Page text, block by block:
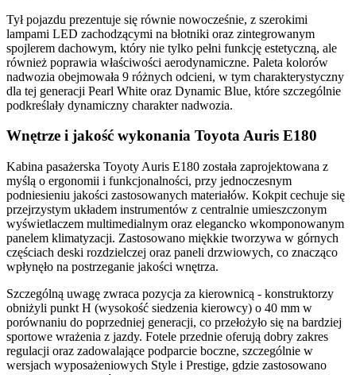
Tył pojazdu prezentuje się równie nowocześnie, z szerokimi
lampami LED zachodzącymi na błotniki oraz zintegrowanym
spojlerem dachowym, który nie tylko pełni funkcję estetyczną, ale
również poprawia właściwości aerodynamiczne. Paleta kolorów
nadwozia obejmowała 9 różnych odcieni, w tym charakterystyczny
dla tej generacji Pearl White oraz Dynamic Blue, które szczególnie
podkreślały dynamiczny charakter nadwozia.
Wnętrze i jakość wykonania Toyota Auris E180
Kabina pasażerska Toyoty Auris E180 została zaprojektowana z
myślą o ergonomii i funkcjonalności, przy jednoczesnym
podniesieniu jakości zastosowanych materiałów. Kokpit cechuje się
przejrzystym układem instrumentów z centralnie umieszczonym
wyświetlaczem multimedialnym oraz elegancko wkomponowanym
panelem klimatyzacji. Zastosowano miękkie tworzywa w górnych
częściach deski rozdzielczej oraz paneli drzwiowych, co znacząco
wpłynęło na postrzeganie jakości wnętrza.
Szczególną uwagę zwraca pozycja za kierownicą - konstruktorzy
obniżyli punkt H (wysokość siedzenia kierowcy) o 40 mm w
porównaniu do poprzedniej generacji, co przełożyło się na bardziej
sportowe wrażenia z jazdy. Fotele przednie oferują dobry zakres
regulacji oraz zadowalające podparcie boczne, szczególnie w
wersjach wyposażeniowych Style i Prestige, gdzie zastosowano